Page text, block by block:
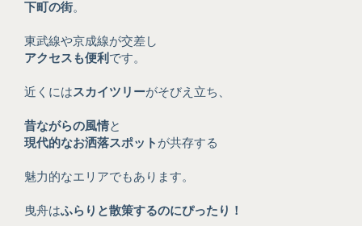
下町の街。
東武線や京成線が交差し
アクセスも便利 です。
近くにはスカイツリーがそびえ立ち、
昔ながらの風情と
現代的なお洒落スポット が共存する
魅力的なエリアでもあります。
曳舟はふらりと散策するのにぴったり！